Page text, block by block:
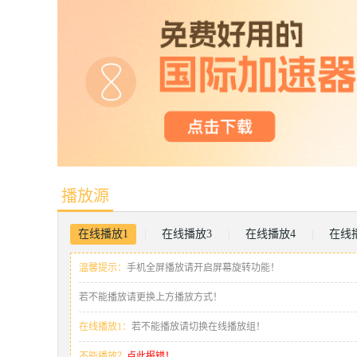
播放源
在线播放1 在线播放3 在线播放4 在线
温馨提示： 手机全屏播放请开启屏幕旋转功能！
若不能播放请更换上方播放方式！
在线播放1： 若不能播放请切换在线播放组！